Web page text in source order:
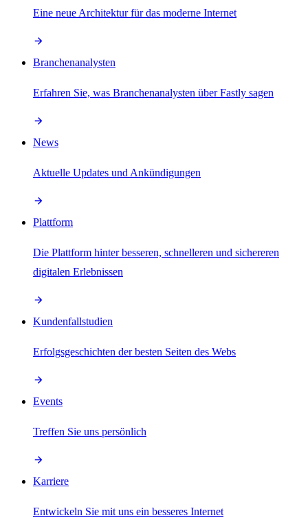
Eine neue Architektur für das moderne Internet
Branchenanalysten
Erfahren Sie, was Branchenanalysten über Fastly sagen
News
Aktuelle Updates und Ankündigungen
Plattform
Die Plattform hinter besseren, schnelleren und sichereren
digitalen Erlebnissen
Kundenfallstudien
Erfolgsgeschichten der besten Seiten des Webs
Events
Treffen Sie uns persönlich
Karriere
Entwickeln Sie mit uns ein besseres Internet